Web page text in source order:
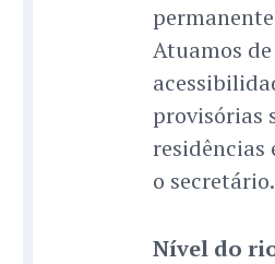
Atuamos
provisórias
residências
o secretário.
Nível do